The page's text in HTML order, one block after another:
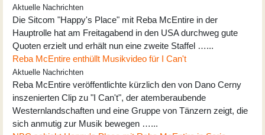
Aktuelle Nachrichten
Die Sitcom "Happy's Place" mit Reba McEntire in der
Hauptrolle hat am Freitagabend in den USA durchweg gute
Quoten erzielt und erhält nun eine zweite Staffel …...
Reba McEntire enthüllt Musikvideo für I Can't
Aktuelle Nachrichten
Reba McEntire veröffentlichte kürzlich den von Dano Cerny
inszenierten Clip zu "I Can't", der atemberaubende
Westernlandschaften und eine Gruppe von Tänzern zeigt, die
sich anmutig zur Musik bewegen …...